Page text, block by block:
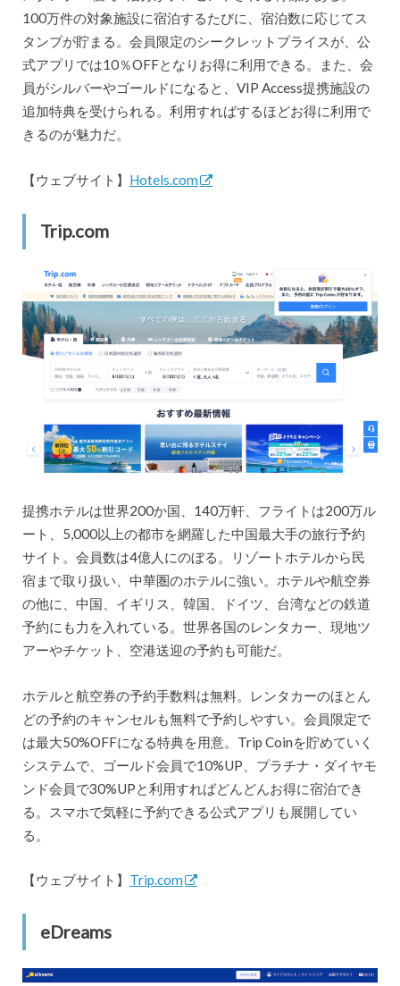
100万件の対象施設に宿泊するたびに、宿泊数に応じてス
タンプが貯まる。会員限定のシークレットプライスが、公
式アプリでは10％OFFとなりお得に利用できる。また、会
員がシルバーやゴールドになると、VIP Access提携施設の
追加特典を受けられる。利用すればするほどお得に利用で
きるのが魅力だ。
【ウェブサイト】 Hotels.com
Trip.com
提携ホテルは世界200か国、140万軒、フライトは200万ル
ート、5,000以上の都市を網羅した中国最大手の旅行予約
サイト。会員数は4億人にのぼる。リゾートホテルから民
宿まで取り扱い、中華圏のホテルに強い。ホテルや航空券
の他に、中国、イギリス、韓国、ドイツ、台湾などの鉄道
予約にも力を入れている。世界各国のレンタカー、現地ツ
アーやチケット、空港送迎の予約も可能だ。
ホテルと航空券の予約手数料は無料。レンタカーのほとん
どの予約のキャンセルも無料で予約しやすい。会員限定で
は最大50%OFFになる特典を用意。Trip Coinを貯めていく
システムで、ゴールド会員で10%UP、プラチナ・ダイヤモ
ンド会員で30%UPと利用すればどんどんお得に宿泊でき
る。スマホで気軽に予約できる公式アプリも展開してい
る。
【ウェブサイト】 Trip.com
eDreams